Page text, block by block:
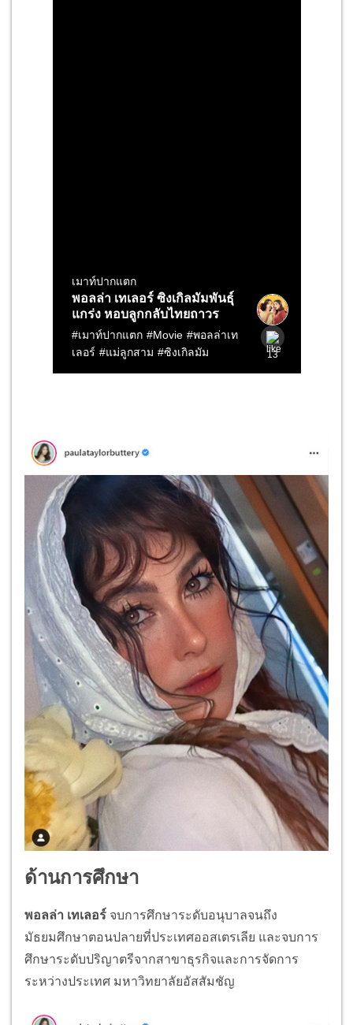
ด้านการศึกษา
พอลล่า เทเลอร์ จบการศึกษาระดับอนุบาลจนถึง
มัธยมศึกษาตอนปลายที่ประเทศออสเตรเลีย และจบการ
ศึกษาระดับปริญาตรีจากสาขาธุรกิจและการจัดการ
ระหว่างประเทศ มหาวิทยาลัยอัสสัมชัญ